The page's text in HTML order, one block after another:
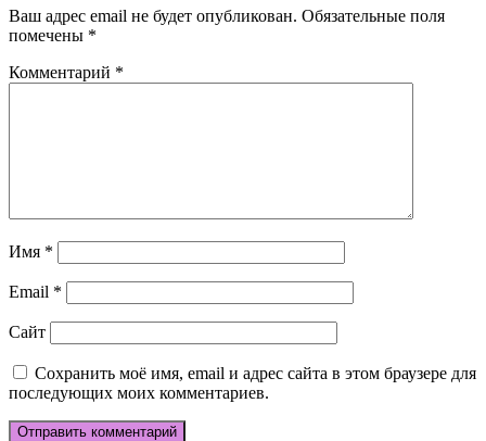
Ваш адрес email не будет опубликован. Обязательные поля
помечены *
Комментарий *
Имя *
Email *
Сайт
Сохранить моё имя, email и адрес сайта в этом браузере для
последующих моих комментариев.